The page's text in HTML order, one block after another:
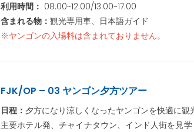
利用時間： 08:00~12:00/13:00~17:00
含まれる物： 観光専用車、日本語ガイド
※ヤンゴンの入場料は含まれておりません。
FJK/OP – 03 ヤンゴン夕方ツアー
日程： 夕方になり涼しくなったヤンゴンを快適に観
主要ホテル発、チャイナタウン、インド人街を見